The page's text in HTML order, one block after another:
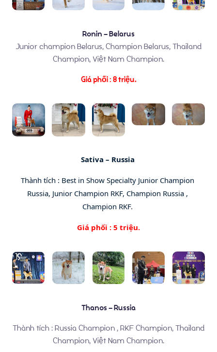
Chó con có sẵn
Giới thiệu về chó Shiba Inu
Dịch vụ phối giống
Blog
Ronin – Belarus
Junior champion Belarus, Champion Belarus, Thailand
Champion, Việt Nam Champion.
Giá phối : 8 triệu.
Sativa – Russia
Thành tích : Best in Show Specialty Junior Champion
Russia, Junior Champion RKF, Champion Russia ,
Champion RKF.
Giá phối : 5 triệu.
Thanos – Russia
Thành tích : Russia Champion , RKF Champion, Thailand
Champion, Việt Nam Champion.